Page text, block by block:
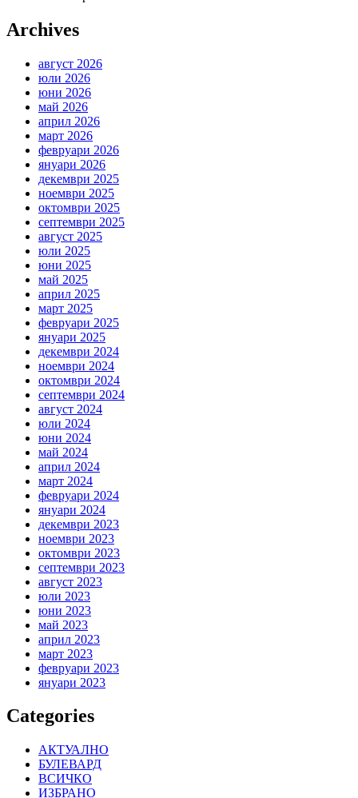
Archives
август 2026
юли 2026
юни 2026
май 2026
април 2026
март 2026
февруари 2026
януари 2026
декември 2025
ноември 2025
октомври 2025
септември 2025
август 2025
юли 2025
юни 2025
май 2025
април 2025
март 2025
февруари 2025
януари 2025
декември 2024
ноември 2024
октомври 2024
септември 2024
август 2024
юли 2024
юни 2024
май 2024
април 2024
март 2024
февруари 2024
януари 2024
декември 2023
ноември 2023
октомври 2023
септември 2023
август 2023
юли 2023
юни 2023
май 2023
април 2023
март 2023
февруари 2023
януари 2023
Categories
АКТУАЛНО
БУЛЕВАРД
ВСИЧКО
ИЗБРАНО